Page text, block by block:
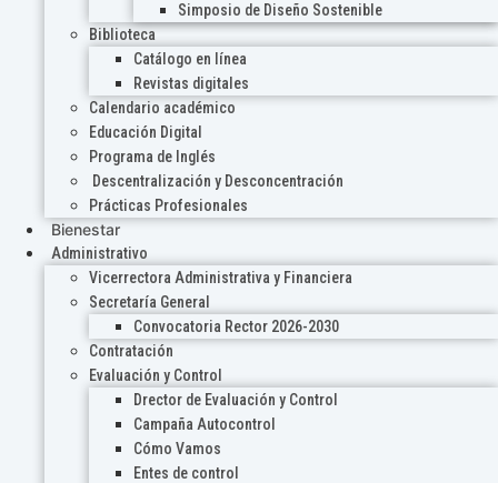
Simposio de Diseño Sostenible
Biblioteca
Catálogo en línea
Revistas digitales
Calendario académico
Educación Digital
Programa de Inglés
Descentralización y Desconcentración
Prácticas Profesionales
Bienestar
Administrativo
Vicerrectora Administrativa y Financiera
Secretaría General
Convocatoria Rector 2026-2030
Contratación
Evaluación y Control
Drector de Evaluación y Control
Campaña Autocontrol
Cómo Vamos
Entes de control